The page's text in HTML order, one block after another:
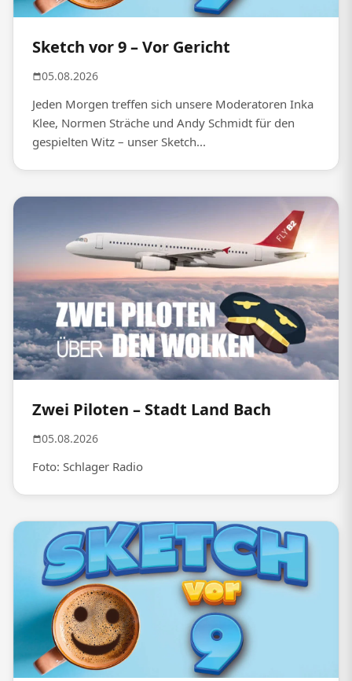
Sketch vor 9 – Vor Gericht
05.08.2026
Jeden Morgen treffen sich unsere Moderatoren Inka
Klee, Normen Sträche und Andy Schmidt für den
gespielten Witz – unser Sketch...
Zwei Piloten – Stadt Land Bach
05.08.2026
Foto: Schlager Radio